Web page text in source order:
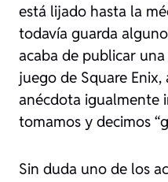
está lijado hasta la
todavía guarda
acaba de publicar
juego de Square
anécdota igualmente
tomamos y decimos
Sin duda uno de los